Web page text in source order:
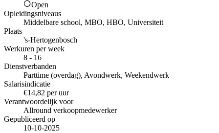
Open
Opleidingsniveaus
Middelbare school, MBO, HBO, Universiteit
Plaats
's-Hertogenbosch
Werkuren per week
8 - 16
Dienstverbanden
Parttime (overdag), Avondwerk, Weekendwerk
Salarisindicatie
€14,82 per uur
Verantwoordelijk voor
Allround verkoopmedewerker
Gepubliceerd op
10-10-2025